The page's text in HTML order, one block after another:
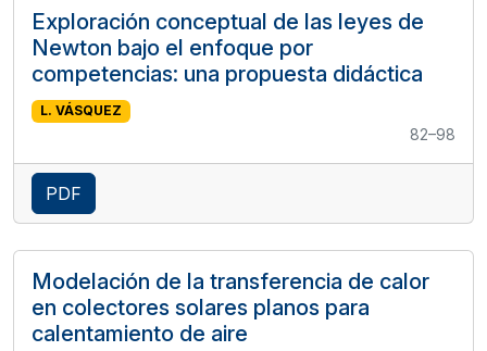
Exploración conceptual de las leyes de
Newton bajo el enfoque por
competencias: una propuesta didáctica
L. VÁSQUEZ
82–98
PDF
Modelación de la transferencia de calor
en colectores solares planos para
calentamiento de aire